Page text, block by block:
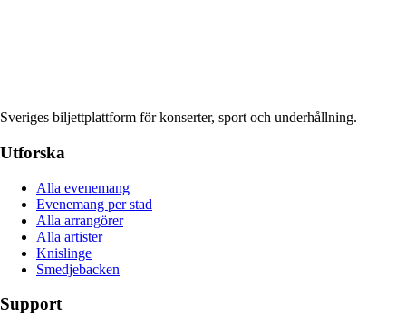
Sveriges biljettplattform för konserter, sport och underhållning.
Utforska
Alla evenemang
Evenemang per stad
Alla arrangörer
Alla artister
Knislinge
Smedjebacken
Support